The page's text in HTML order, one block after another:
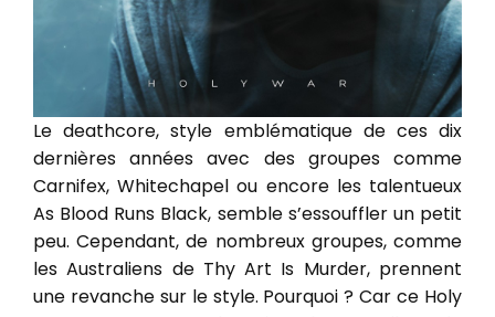
Le deathcore, style emblématique de ces dix
dernières années avec des groupes comme
Carnifex, Whitechapel ou encore les talentueux
As Blood Runs Black, semble s’essouffler un petit
peu. Cependant, de nombreux groupes, comme
les Australiens de Thy Art Is Murder, prennent
une revanche sur le style. Pourquoi ? Car ce Holy